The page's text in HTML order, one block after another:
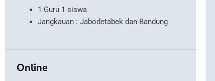
1 Guru 1 siswa
Jangkauan : Jabodetabek dan Bandung
Online